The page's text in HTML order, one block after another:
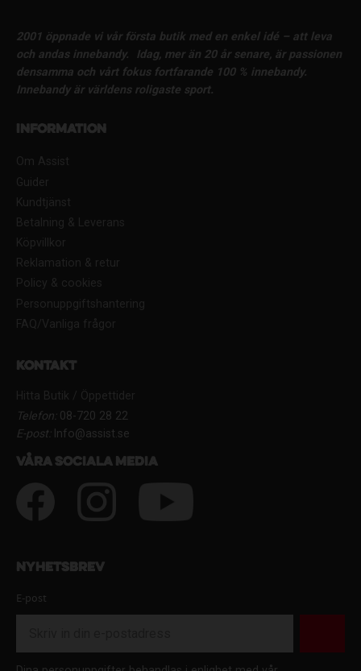
2001 öppnade vi vår första butik med en enkel idé – att leva
och andas innebandy.
Idag, mer än 20 år senare, är passionen
densamma och vårt fokus fortfarande 100 % innebandy.
Innebandy är världens roligaste sport.
Information
Om Assist
Guider
Kundtjänst
Betalning & Leverans
Köpvillkor
Reklamation & retur
Policy & cookies
Personuppgiftshantering
FAQ/Vanliga frågor
Kontakt
Hitta Butik / Öppettider
Telefon:08-720 28 22
E-post:Info@assist.se
Våra sociala media
Nyhetsbrev
E-post